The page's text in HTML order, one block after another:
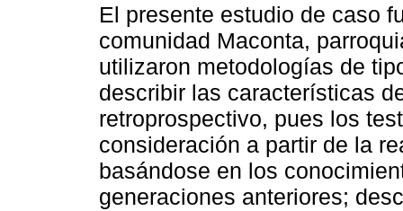
El presente estudio de caso
comunidad Maconta,
utilizaron metodologías de
describir las características
retroprospectivo, pues los
consideración a partir de la
basándose en los
generaciones anteriores;